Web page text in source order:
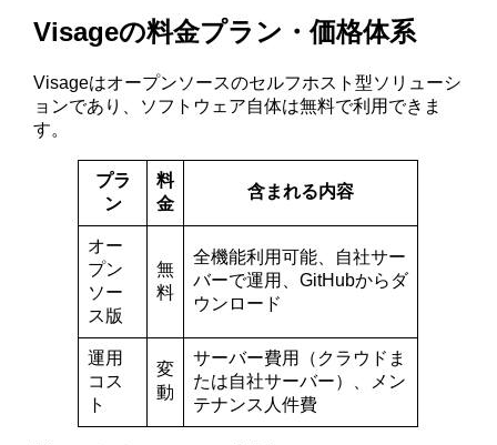
Visageの料金プラン・価格体系
Visageはオープンソースのセルフホスト型ソリューシ
ョンであり、ソフトウェア自体は無料で利用できま
す。
プラ
ン
料
金
含まれる内容
オー
プン
ソー
ス版
無
料
全機能利用可能、自社サー
バーで運用、GitHubからダ
ウンロード
運用
コス
ト
変
動
サーバー費用（クラウドま
たは自社サーバー）、メン
テナンス人件費